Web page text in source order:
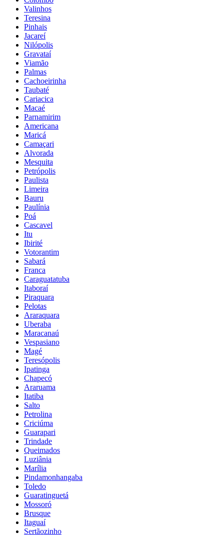
Valinhos
Teresina
Pinhais
Jacareí
Nilópolis
Gravataí
Viamão
Palmas
Cachoeirinha
Taubaté
Cariacica
Macaé
Parnamirim
Americana
Maricá
Camaçari
Alvorada
Mesquita
Petrópolis
Paulista
Limeira
Bauru
Paulínia
Poá
Cascavel
Itu
Ibirité
Votorantim
Sabará
Franca
Caraguatatuba
Itaboraí
Piraquara
Pelotas
Araraquara
Uberaba
Maracanaú
Vespasiano
Magé
Teresópolis
Ipatinga
Chapecó
Araruama
Itatiba
Salto
Petrolina
Criciúma
Guarapari
Trindade
Queimados
Luziânia
Marília
Pindamonhangaba
Toledo
Guaratinguetá
Mossoró
Brusque
Itaguaí
Sertãozinho